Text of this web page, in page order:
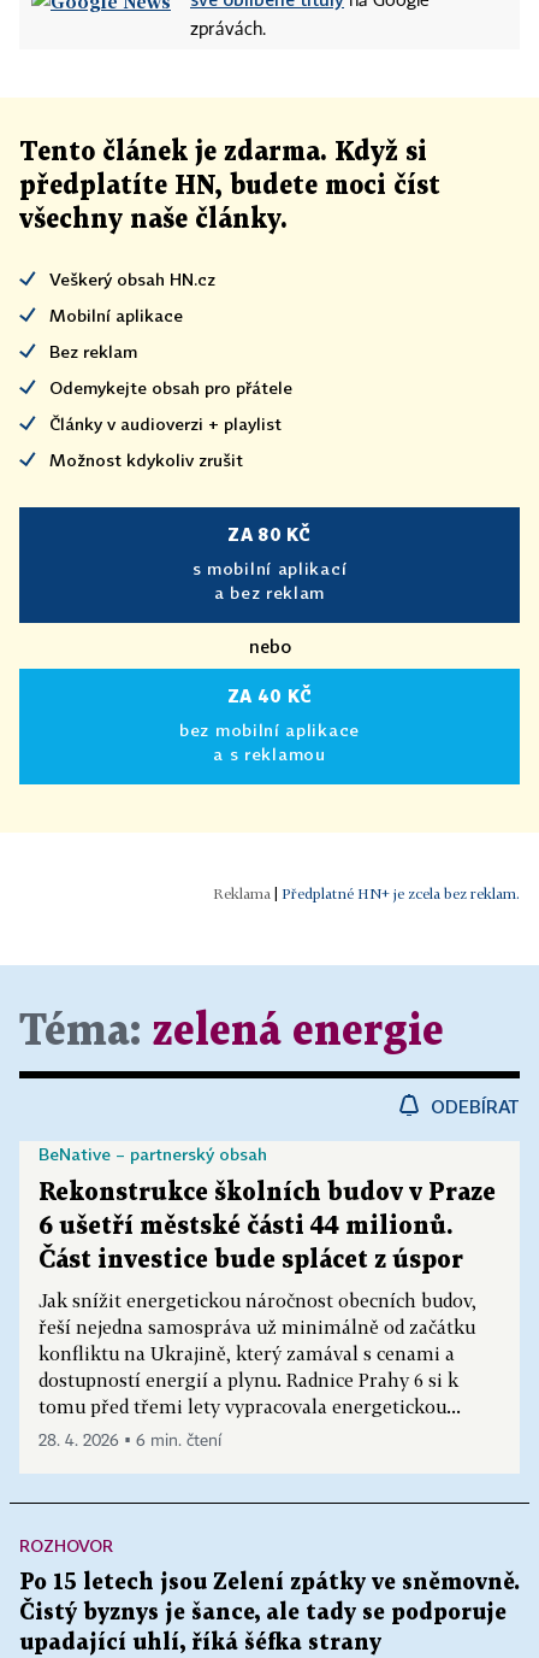
zprávách.
Tento článek je zdarma. Když si
předplatíte HN, budete moci číst
všechny naše články.
Veškerý obsah HN.cz
Mobilní aplikace
Bez reklam
Odemykejte obsah pro přátele
Články v audioverzi + playlist
Možnost kdykoliv zrušit
ZA 80 KČ
s mobilní aplikací
a bez reklam
nebo
ZA 40 KČ
bez mobilní aplikace
a s reklamou
Předplatné HN+ je zcela bez reklam.
Téma: zelená energie
ODEBÍRAT
Rekonstrukce školních budov v Praze
6 ušetří městské části 44 milionů.
Část investice bude splácet z úspor
Jak snížit energetickou náročnost obecních budov,
řeší nejedna samospráva už minimálně od začátku
konfliktu na Ukrajině, který zamával s cenami a
dostupností energií a plynu. Radnice Prahy 6 si k
tomu před třemi lety vypracovala energetickou...
BeNative – partnerský obsah
28. 4. 2026 ▪ 6 min. čtení
ROZHOVOR
Po 15 letech jsou Zelení zpátky ve sněmovně.
Čistý byznys je šance, ale tady se podporuje
upadající uhlí, říká šéfka strany